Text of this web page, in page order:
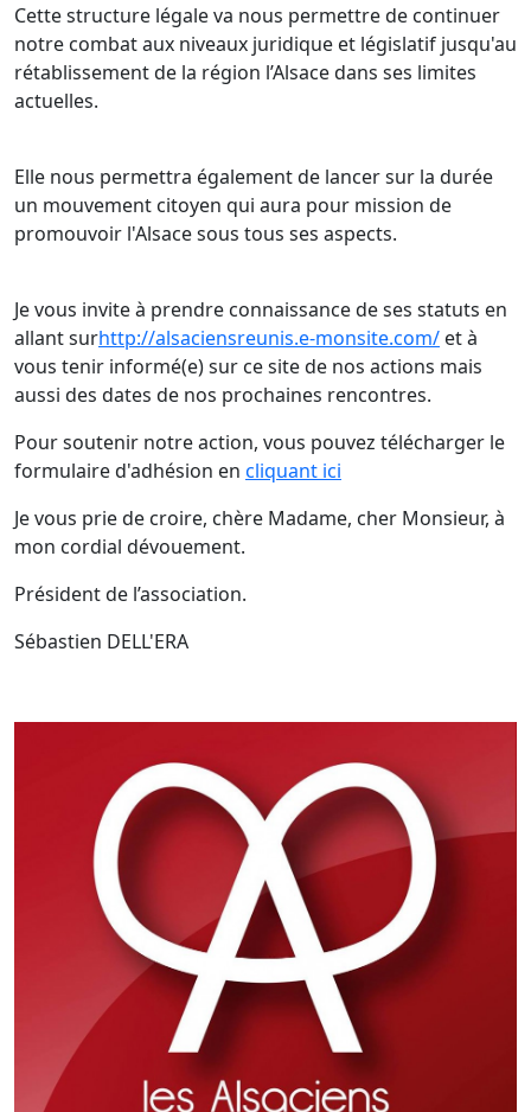
Cette structure légale va nous permettre de continuer
notre combat aux niveaux juridique et législatif jusqu'au
rétablissement de la région l’Alsace dans ses limites
actuelles.
Elle nous permettra également de lancer sur la durée
un mouvement citoyen qui aura pour mission de
promouvoir l'Alsace sous tous ses aspects.
Je vous invite à prendre connaissance de ses statuts en
allant surhttp://alsaciensreunis.e-monsite.com/ et à
vous tenir informé(e) sur ce site de nos actions mais
aussi des dates de nos prochaines rencontres.
Pour soutenir notre action, vous pouvez télécharger le
formulaire d'adhésion en cliquant ici
Je vous prie de croire, chère Madame, cher Monsieur, à
mon cordial dévouement.
Président de l’association.
Sébastien DELL'ERA